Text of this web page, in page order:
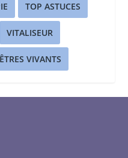
TOP ASTUCES
VITALISEUR
ÊTRES VIVANTS